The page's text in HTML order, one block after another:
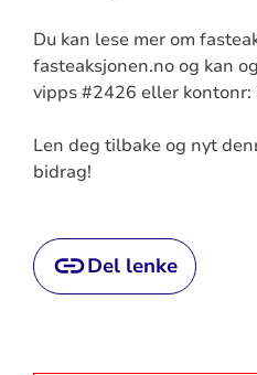
Du kan lese mer om
fasteaksjonen.no og kan
vipps #2426 eller
Len deg tilbake og nyt
bidrag!
Del lenke